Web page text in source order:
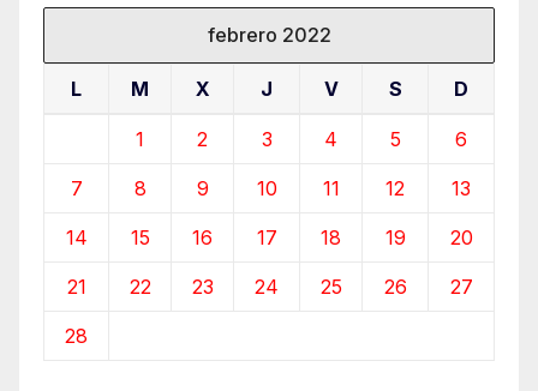
febrero 2022
L M X J V S D
1 2 3 4 5 6
7 8 9 10 11 12 13
14 15 16 17 18 19 20
21 22 23 24 25 26 27
28